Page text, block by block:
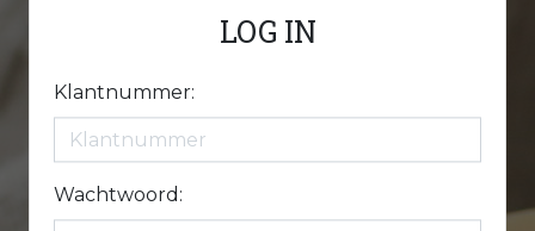
LOG IN
Klantnummer:
Wachtwoord: